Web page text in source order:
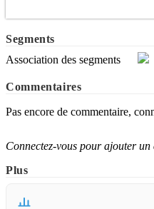
Segments
Association des segments
Commentaires
Pas encore de commentaire,
Connectez-vous pour ajouter un
Plus